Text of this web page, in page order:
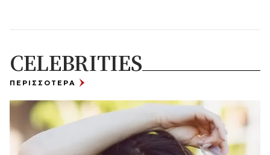
CELEBRITIES
ΠΕΡΙΣΣΟΤΕΡΑ